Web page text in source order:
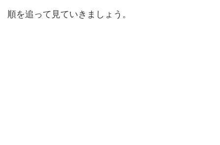
順を追って見ていきましょう。